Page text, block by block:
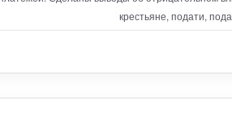
крестьяне, подати,